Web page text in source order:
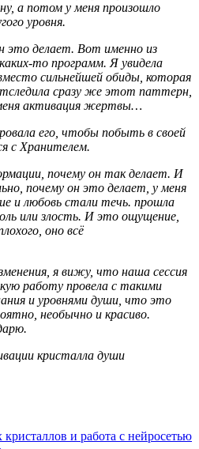
а потом у меня произошло
уровня.
это делает. Вот именно из
то программ. Я увидела
сильнейшей обиды, которая
сразу же этот паттерн,
активация жертвы…
его, чтобы побыть в своей
с Хранителем.
почему он так делает. И
почему он это делает, у меня
и любовь стали течь. прошла
или злость. И это ощущение,
оно всё
я вижу, что наша сессия
работу провела с такими
и уровнями души, что это
необычно и красиво.
кристалла души
и работа с нейросетью